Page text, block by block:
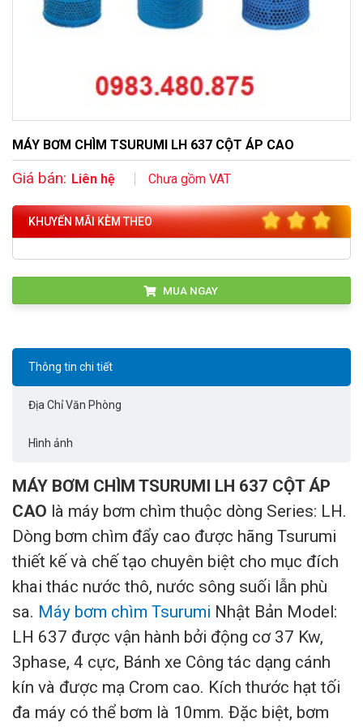
MÁY BƠM CHÌM TSURUMI LH 637 CỘT ÁP CAO
Giá bán: Liên hệ Chưa gồm VAT
KHUYẾN MÃI KÈM THEO
MUA NGAY
Thông tin chi tiết
Địa Chỉ Văn Phòng
Hình ảnh
MÁY BƠM CHÌM TSURUMI LH 637 CỘT ÁP
CAO là máy bơm chìm thuộc dòng Series: LH.
Dòng bơm chìm đẩy cao được hãng Tsurumi
thiết kế và chế tạo chuyên biệt cho mục đích
khai thác nước thô, nước sông suối lẫn phù
sa. Máy bơm chìm Tsurumi Nhật Bản Model:
LH 637 được vận hành bởi động cơ 37 Kw,
3phase, 4 cực, Bánh xe Công tác dạng cánh
kín và được mạ Crom cao. Kích thước hạt tối
đa máy có thể bơm là 10mm. Đặc biệt, bơm